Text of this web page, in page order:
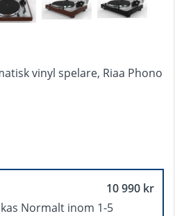
vinyl spelare, Riaa Phono
10 990 kr
Normalt inom 1-5